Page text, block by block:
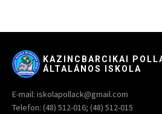
KAZINCBARCIKAI
ÁLTALÁNOS ISKOLA
E-mail: iskolapollack@gmail.com
Telefon: (48) 512-016; (48) 512-015